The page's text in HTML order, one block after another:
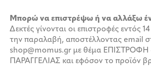
Μπορώ να επιστρέψω ή να αλλάξω
Δεκτές γίνονται οι επιστροφές εντός
την παραλαβή, αποστέλλοντας email
shop@momus.gr με θέμα
ΠΑΡΑΓΓΕΛΙΑΣ και εφόσον το προϊόν